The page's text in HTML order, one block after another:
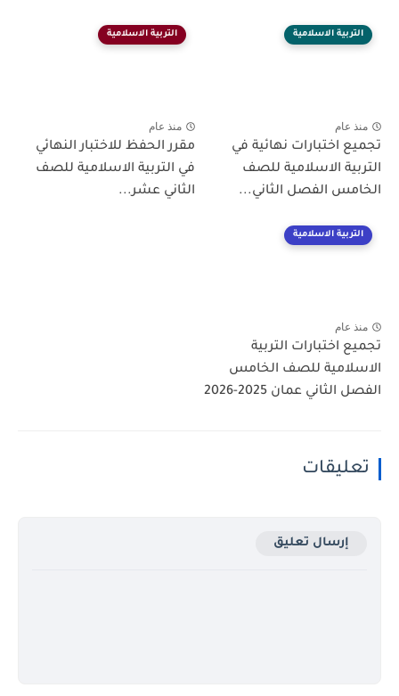
التربية الاسلامية
منذ عام
تجميع اختبارات نهائية في
التربية الاسلامية للصف
الخامس الفصل الثاني...
التربية الاسلامية
منذ عام
مقرر الحفظ للاختبار النهائي
في التربية الاسلامية للصف
الثاني عشر...
التربية الاسلامية
منذ عام
تجميع اختبارات التربية
الاسلامية للصف الخامس
الفصل الثاني عمان 2025-2026
تعليقات
إرسال تعليق